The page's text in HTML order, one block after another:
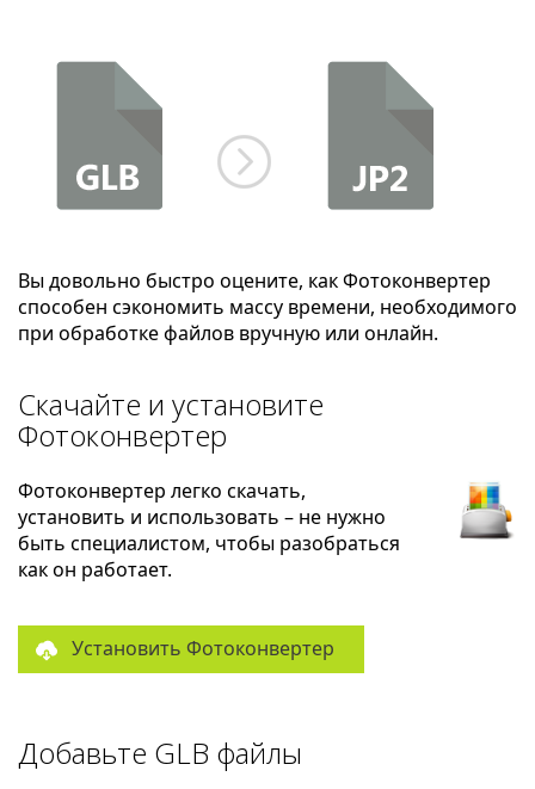
Вы довольно быстро оцените, как Фотоконвертер
способен сэкономить массу времени, необходимого
при обработке файлов вручную или онлайн.
Скачайте и установите
Фотоконвертер
Фотоконвертер легко скачать,
установить и использовать – не нужно
быть специалистом, чтобы разобраться
как он работает.
Установить Фотоконвертер
Добавьте GLB файлы